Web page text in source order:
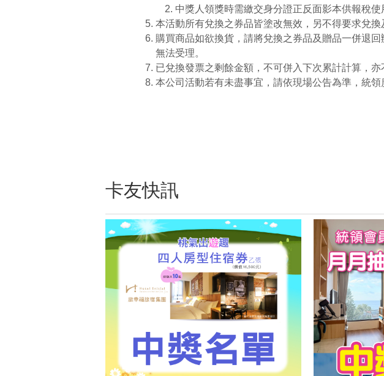
中獎人領獎時需繳交身分證正反面影本供報稅
本活動所有兌換之券品皆塗改無效，另不得要求兌換
購買商品如欲換貨，請將兌換之券品及贈品一併退
無法受理。
已兌換發票之剩餘金額，不可併入下次累計計算，亦
本公司活動若有未盡事宜，請依現場公告為準，統領
卡友快訊